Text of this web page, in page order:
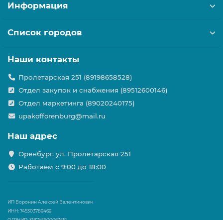
Информация
Список городов
Наши контакты
Пролетарская 251 (89198658528)
Отдел закупок и снабжения (89512600146)
Отдел маркетинга (89020240175)
upakofforenburg@mail.ru
Наш адрес
Оренбург, ул. Пролетарская 251
Работаем с 9:00 до 18:00
ИП Воронин Алексей Валентинович
ИНН: 745303789469